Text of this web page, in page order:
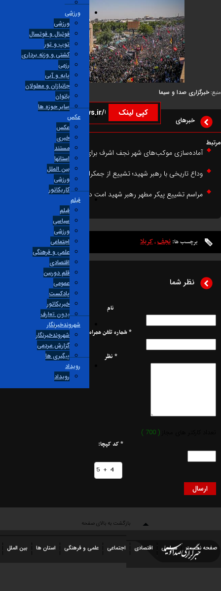
ورزشی
ورزشی
فوتبال و فوتسال
توپ و تور
کشتی و وزنه برداری
پایه و آبی
جانبازان و معلولان
بانوان
ساير حوزه ها
عکس
عکس
خبری
مستند
استانها
بین الملل
ورزشی
کاریکاتور
سیاسی
ورزشی
اجتماعی
علمی و فرهنگی
اقتصادی
قلم دوربین
عمومی
پادکست
خبریکاتور
بدون تعارف
شهروندخبرنگار
شهروندخبرنگار
گزارش مردمی
پیگیری ها
رویداد
صدا و سیما
کپی لینک
خبرهای
موکب‌های شهر نجف اشرف برای مراسم تشییع رهبر شهید انقلاب
تاریخی با رهبر شهید؛ تشییع از جمکران تا حرم حضرت معصومه (س) _ ۳
تشییع پیکر مطهر رهبر شهید امت در نجف اشرف
برچسب ها:نجف، کربلا
نظر شما
* شماره تلفن همراه
* کد کپچا:
بازگشت به بالای صفحه
سیاسی اقتصادی اجتماعی علمی و فرهنگی استان ها بین الملل